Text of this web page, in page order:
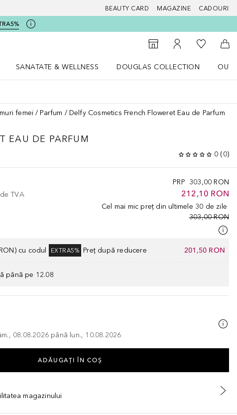
BEAUTY CARD MAGAZINE CADOURI
Douglas
Către Găsire magazin
Către Contul meu
Către
SANATATE & WELLNESS
DOUGLAS COLLECTION
femei Parfum Delfy Cosmetics French Floweret Eau de Parfum
EAU DE PARFUM
0 (0)
PRP 303,00 RON
212,10 RON
Cel mai mic preț din ultimele 30 de zile
303,00 RON
TVA
cu codul EXTRA5% Preț după reducere 201,50 RON
până pe 12.08
08.08.2026 până lun., 10.08.2026
ADĂUGAȚI ÎN COŞ
magazinului